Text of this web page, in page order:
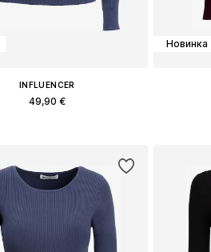
INFLUENCER
49,90 €
Новинка